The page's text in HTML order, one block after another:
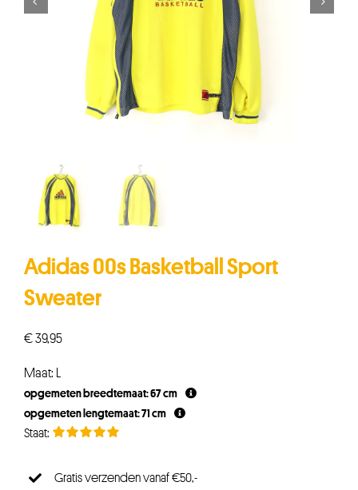
Adidas 00s Basketball Sport
Sweater
€39,95
Maat: L
opgemeten breedtemaat: 67 cm
opgemeten lengtemaat: 71 cm
Gratis verzenden vanaf €50,-